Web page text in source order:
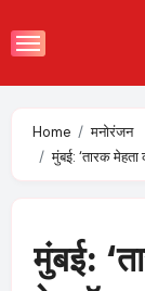
to
Home
मनोरंजन
मुंबई: ‘तारक मेहता
मुंबई: